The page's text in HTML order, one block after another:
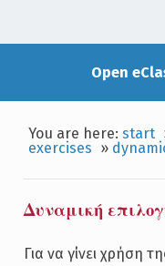
Open
You are here:start
exercises »
Δυναμική
Για να γίνει χρήση